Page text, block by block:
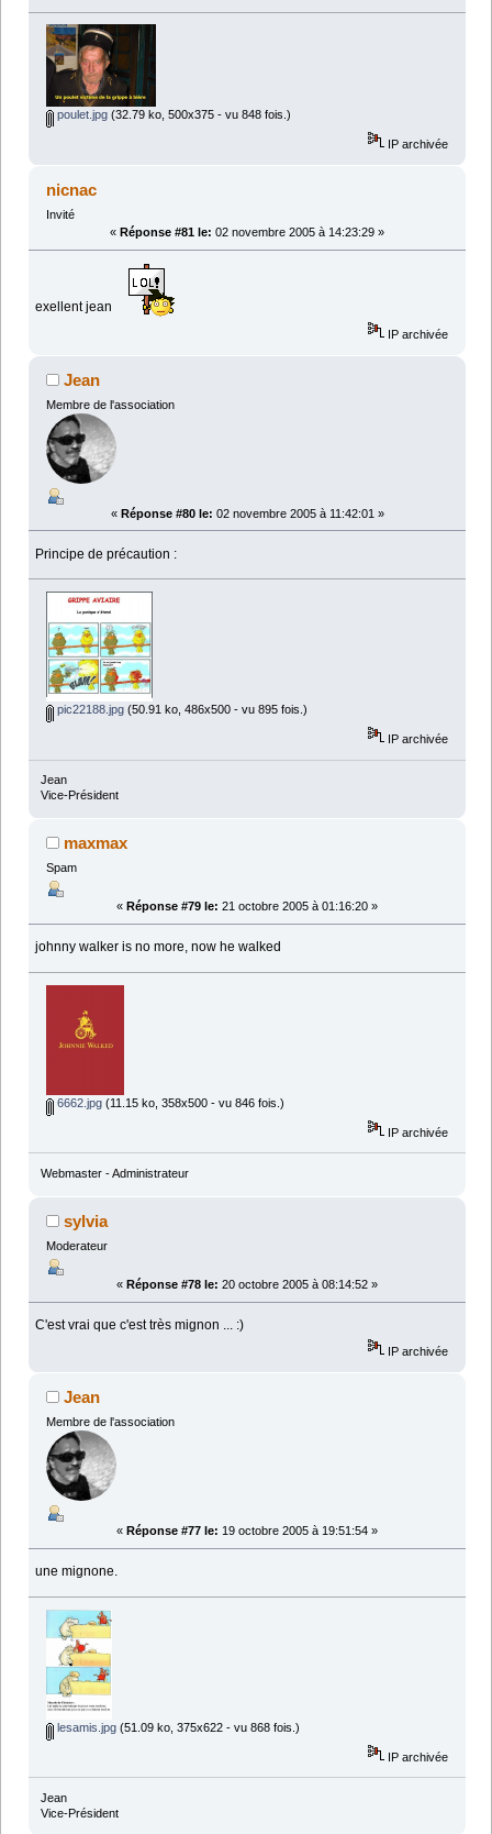
poulet.jpg(32.79 ko, 500x375 - vu 848 fois.)
IP archivée
nicnac
Invité
« Réponse #81 le: 02 novembre 2005 à 14:23:29 »
exellent jean
IP archivée
Jean
Membre de l'association
« Réponse #80 le: 02 novembre 2005 à 11:42:01 »
Principe de précaution :
pic22188.jpg(50.91 ko, 486x500 - vu 895 fois.)
IP archivée
Jean
Vice-Président
maxmax
Spam
« Réponse #79 le: 21 octobre 2005 à 01:16:20 »
johnny walker is no more, now he walked
6662.jpg(11.15 ko, 358x500 - vu 846 fois.)
IP archivée
Webmaster - Administrateur
sylvia
Moderateur
« Réponse #78 le: 20 octobre 2005 à 08:14:52 »
C'est vrai que c'est très mignon ... :)
IP archivée
Jean
Membre de l'association
« Réponse #77 le: 19 octobre 2005 à 19:51:54 »
une mignone.
lesamis.jpg(51.09 ko, 375x622 - vu 868 fois.)
IP archivée
Jean
Vice-Président